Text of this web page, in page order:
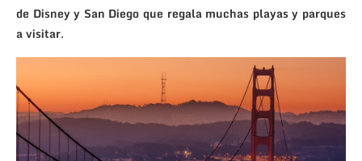
de Disney y San Diego que regala muchas playas y parques
a visitar.